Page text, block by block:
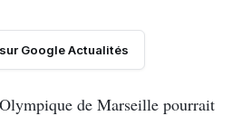
Google Actualités
de Marseille pourrait